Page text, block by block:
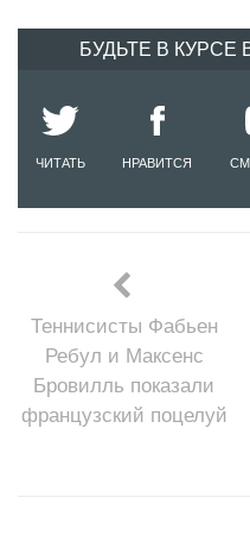
БУДЬТЕ В
ЧИТАТЬ НРАВИТСЯ
Теннисисты Фабьен
Ребул и Максенс
Бровилль показали
французский поцелуй